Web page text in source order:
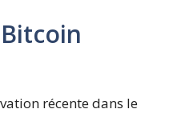
récente dans le